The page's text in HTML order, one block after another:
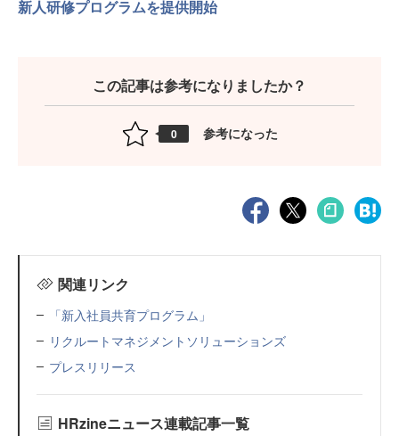
新人研修プログラムを提供開始
この記事は参考になりましたか？
0 参考になった
関連リンク
「新入社員共育プログラム」
リクルートマネジメントソリューションズ
プレスリリース
HRzineニュース連載記事一覧